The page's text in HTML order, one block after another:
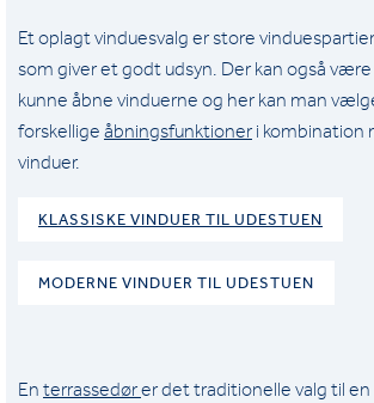
Et oplagt vinduesvalg er store
som giver et godt udsyn. Der kan også
kunne åbne vinduerne og her kan man
forskellige åbningsfunktioner i kombination
vinduer.
KLASSISKE VINDUER TIL UDESTUEN
MODERNE VINDUER TIL UDESTUEN
En terrassedører det traditionelle valg til